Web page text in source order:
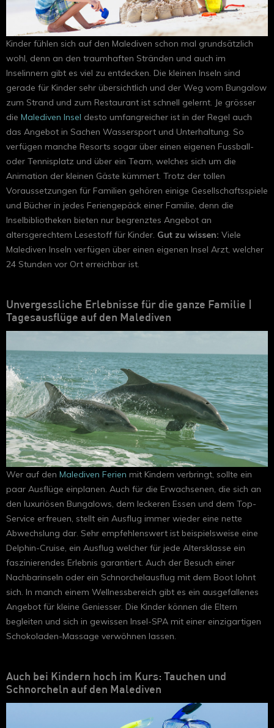
Kinder fühlen sich auf den Malediven schon mal grundsätzlich
wohl, denn an den traumhaften Stränden und auch im
Inselinnern gibt es viel zu entdecken. Die kleinen Inseln sind
gerade für Kinder sehr übersichtlich und der Weg vom Bungalow
zum Strand und zum Restaurant ist schnell gelernt. Je grösser
die Malediven Insel desto umfangreicher ist in der Regel auch
das Angebot in Sachen Wassersport und Unterhaltung. So
verfügen manche Resorts sogar über einen eigenen Fussball-
oder Tennisplatz und über ein Team, welches sich um die
Animation der kleinen Gäste kümmert. Trotz der tollen
Voraussetzungen für Familien gehören einige Gesellschaftsspiele
und Bücher in jedes Feriengepäck einer Familie, denn die
Inselbibliotheken bieten nur begrenztes Angebot an
altersgerechtem Lesestoff für Kinder. Gut zu wissen: Viele
Malediven Inseln verfügen über einen eigenen Insel Arzt, welcher
24 Stunden vor Ort erreichbar ist.
Unvergessliche Erlebnisse für die ganze Familie |
Tagesausflüge auf den Malediven
Wer auf den Malediven Ferien mit Kindern verbringt, sollte ein
paar Ausflüge einplanen. Auch für die Erwachsenen, die sich an
den luxuriösen Bungalows, dem leckeren Essen und dem Top-
Service erfreuen, stellt ein Ausflug immer wieder eine nette
Abwechslung dar. Sehr empfehlenswert ist beispielsweise eine
Delphin-Cruise, ein Ausflug welcher für jede Altersklasse ein
faszinierendes Erlebnis garantiert. Auch der Besuch einer
Nachbarinseln oder ein Schnorchelausflug mit dem Boot lohnt
sich. In manch einem Wellnessbereich gibt es ein ausgefallenes
Angebot für kleine Geniesser. Die Kinder können die Eltern
begleiten und sich in gewissen Insel-SPA mit einer einzigartigen
Schokoladen-Massage verwöhnen lassen.
Auch bei Kindern hoch im Kurs: Tauchen und
Schnorcheln auf den Malediven